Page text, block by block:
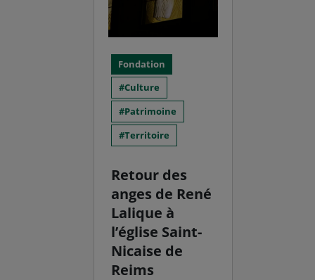
Fondation
Culture
Patrimoine
Territoire
Retour des
anges de René
Lalique à
l’église Saint-
Nicaise de
Reims